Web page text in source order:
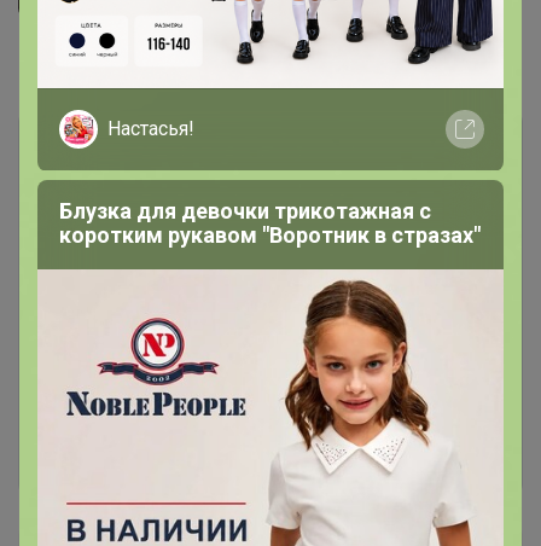
2
Чтобы написать комментарий необходимо
авторизоваться на сайте!
Это займет меньше минуты
Зарегистрироваться
Настасья!
Блузка для девочки трикотажная с
коротким рукавом "Воротник в стразах"